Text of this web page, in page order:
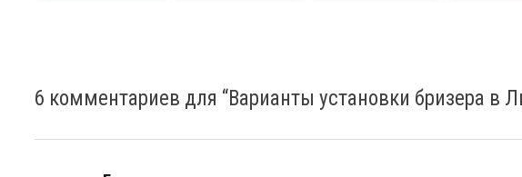
6 комментариев для “Варианты установки бризера в